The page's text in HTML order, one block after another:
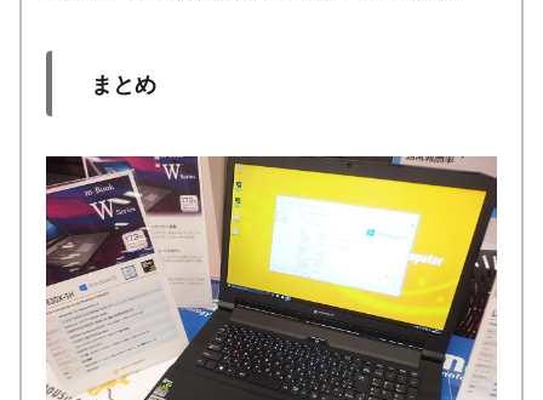
まとめ